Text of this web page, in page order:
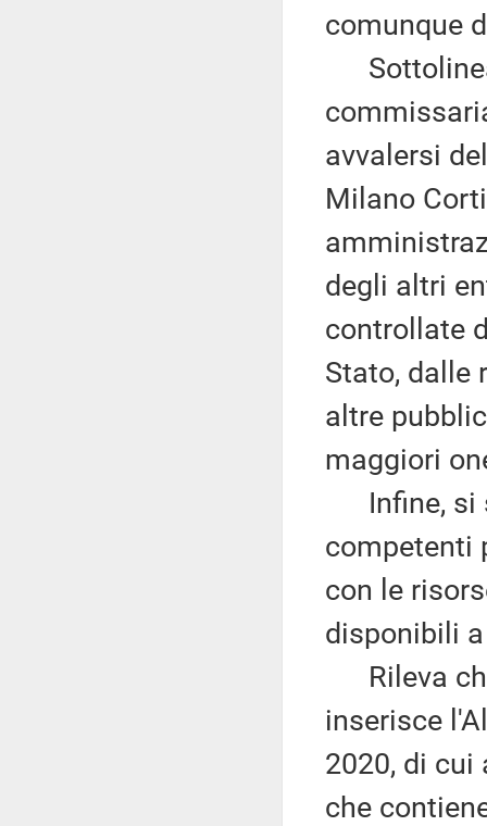
comunque
avvalersi
Milano
degli altri
controllate
Stato, dalle
altre
maggiori
Infine, si
competenti
con le
disponibili
Rileva
inserisce
2020, di cui
che